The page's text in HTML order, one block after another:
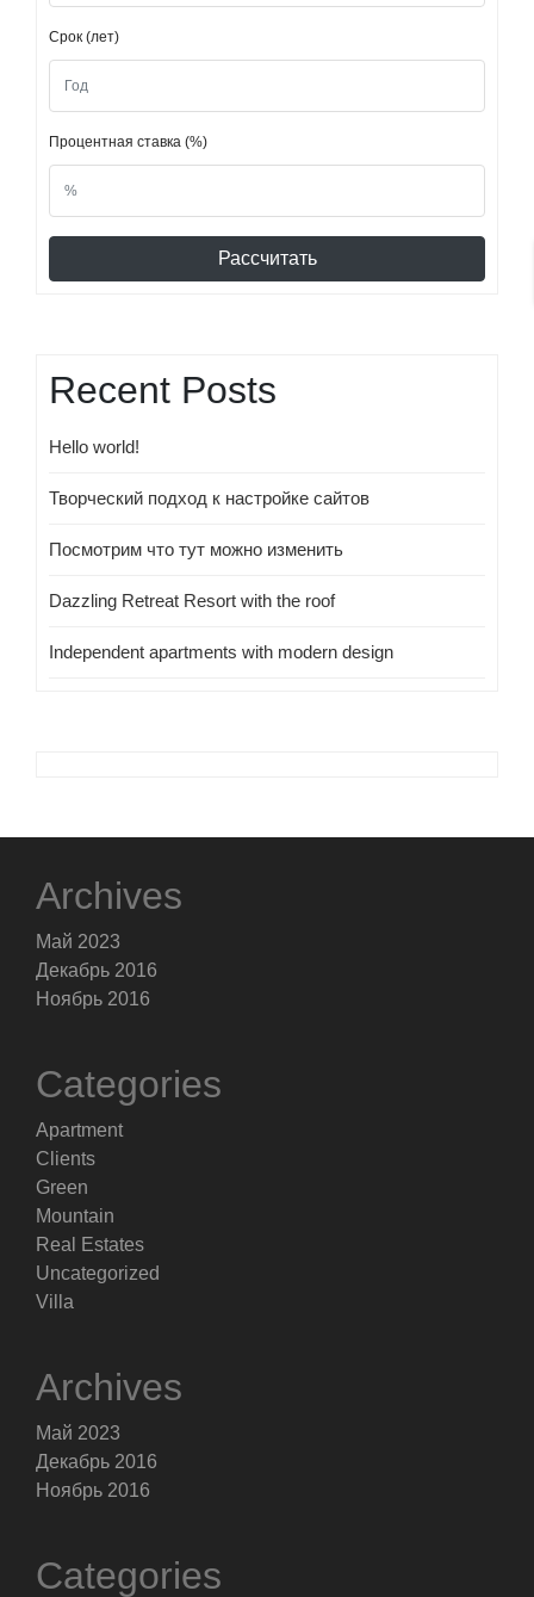
Срок (лет)
Процентная ставка (%)
Рассчитать
Recent Posts
Hello world!
Творческий подход к настройке сайтов
Посмотрим что тут можно изменить
Dazzling Retreat Resort with the roof
Independent apartments with modern design
Archives
Май 2023
Декабрь 2016
Ноябрь 2016
Categories
Apartment
Clients
Green
Mountain
Real Estates
Uncategorized
Villa
Archives
Май 2023
Декабрь 2016
Ноябрь 2016
Categories